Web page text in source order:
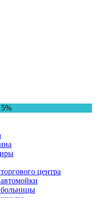
5%
центра